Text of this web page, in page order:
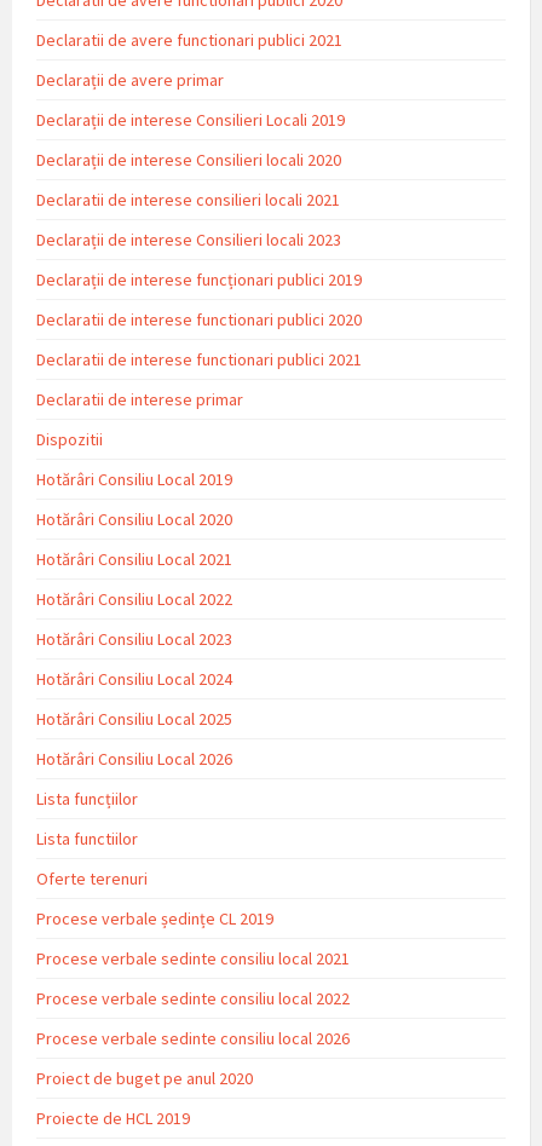
Declaratii de avere functionari publici 2021
Declarații de avere primar
Declarații de interese Consilieri Locali 2019
Declarații de interese Consilieri locali 2020
Declaratii de interese consilieri locali 2021
Declarații de interese Consilieri locali 2023
Declarații de interese funcționari publici 2019
Declaratii de interese functionari publici 2020
Declaratii de interese functionari publici 2021
Declaratii de interese primar
Dispozitii
Hotărâri Consiliu Local 2019
Hotărâri Consiliu Local 2020
Hotărâri Consiliu Local 2021
Hotărâri Consiliu Local 2022
Hotărâri Consiliu Local 2023
Hotărâri Consiliu Local 2024
Hotărâri Consiliu Local 2025
Hotărâri Consiliu Local 2026
Lista funcțiilor
Lista functiilor
Oferte terenuri
Procese verbale ședințe CL 2019
Procese verbale sedinte consiliu local 2021
Procese verbale sedinte consiliu local 2022
Procese verbale sedinte consiliu local 2026
Proiect de buget pe anul 2020
Proiecte de HCL 2019